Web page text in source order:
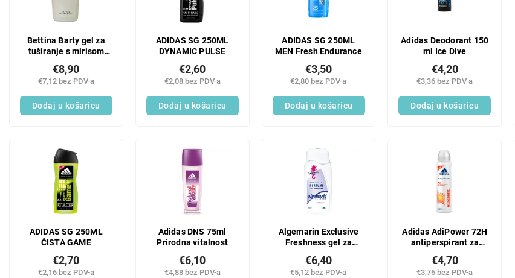
Bettina Barty gel za
tuširanje s mirisom
€7,12 bez PDV-a
€8,90
Dodaj u košaricu
ADIDAS SG 250ML
DYNAMIC PULSE
€2,08 bez PDV-a
€2,60
Dodaj u košaricu
ADIDAS SG 250ML
MEN Fresh Endurance
€2,80 bez PDV-a
€3,50
Dodaj u košaricu
Adidas Deodorant 150
ml Ice Dive
€3,36 bez PDV-a
€4,20
Dodaj u košaricu
ADIDAS SG 250ML
ČISTA GAME
€2,16 bez PDV-a
€2,70
Adidas DNS 75ml
Prirodna vitalnost
€4,88 bez PDV-a
€6,10
Algemarin Exclusive
Freshness gel za
€5,12 bez PDV-a
€6,40
Adidas AdiPower 72H
antiperspirant za
€3,76 bez PDV-a
€4,70